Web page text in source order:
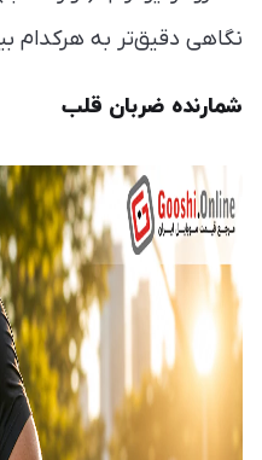
نگاهی دقیق‌تر به هرکدام
شمارنده ضربان قلب